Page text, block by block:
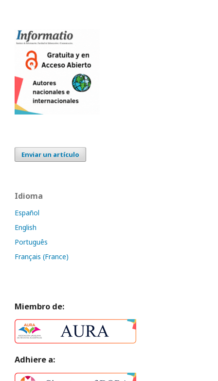
Enviar un artículo
Idioma
Español
English
Português
Français (France)
Miembro de:
Adhiere a: